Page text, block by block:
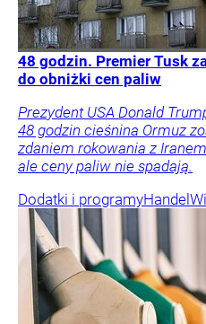
48 godzin. Premier Tusk
do obniżki cen paliw
Prezydent USA Donald
48 godzin cieśnina Ormuz
zdaniem rokowania z
ale ceny paliw nie spadają.
Dodatki i programyHandel